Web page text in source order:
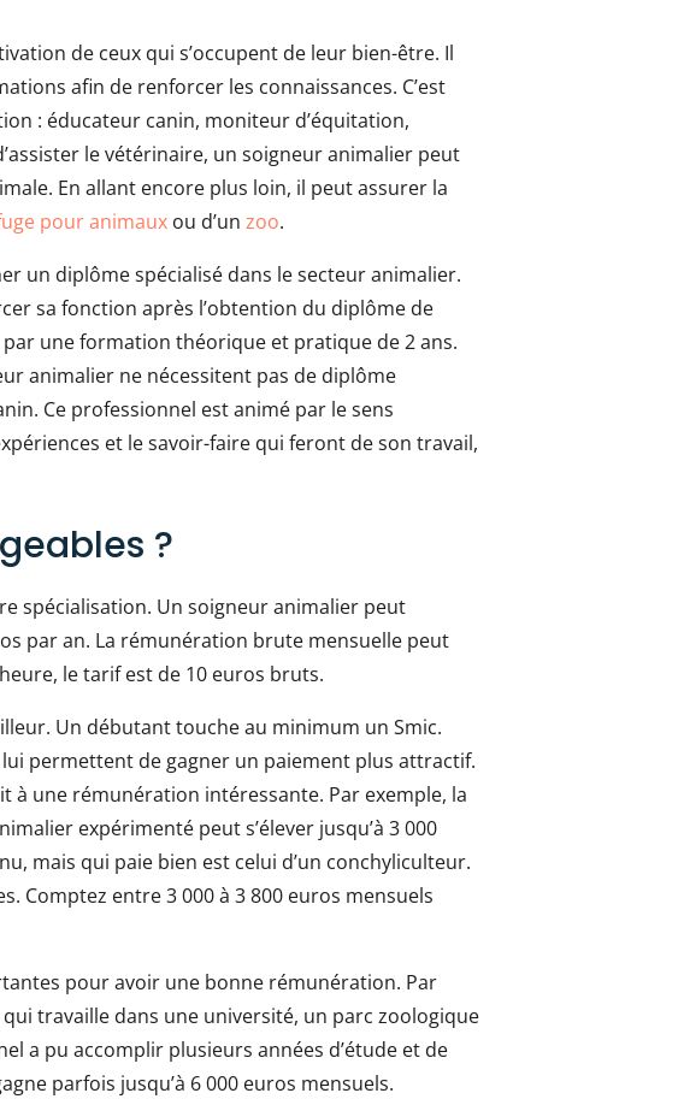
de ceux qui s’occupent de leur bien-être. Il
afin de renforcer les connaissances. C’est
: éducateur canin, moniteur d’équitation,
le vétérinaire, un soigneur animalier peut
En allant encore plus loin, il peut assurer la
pour animaux ou d’unzoo.
un diplôme spécialisé dans le secteur animalier.
sa fonction après l’obtention du diplôme de
par une formation théorique et pratique de 2 ans.
animalier ne nécessitent pas de diplôme
Ce professionnel est animé par le sens
et le savoir-faire qui feront de son travail,
?
spécialisation. Un soigneur animalier peut
par an. La rémunération brute mensuelle peut
le tarif est de 10 euros bruts.
Un débutant touche au minimum un Smic.
lui permettent de gagner un paiement plus attractif.
à une rémunération intéressante. Par exemple, la
expérimenté peut s’élever jusqu’à 3 000
mais qui paie bien est celui d’un conchyliculteur.
Comptez entre 3 000 à 3 800 euros mensuels
pour avoir une bonne rémunération. Par
travaille dans une université, un parc zoologique
a pu accomplir plusieurs années d’étude et de
parfois jusqu’à 6 000 euros mensuels.